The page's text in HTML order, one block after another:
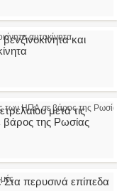
και
μετά τις
της Ρωσίας
περυσινά επίπεδα